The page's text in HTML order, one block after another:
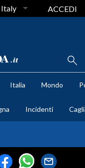
Italy ACCEDI
Italia Mondo
Incidenti